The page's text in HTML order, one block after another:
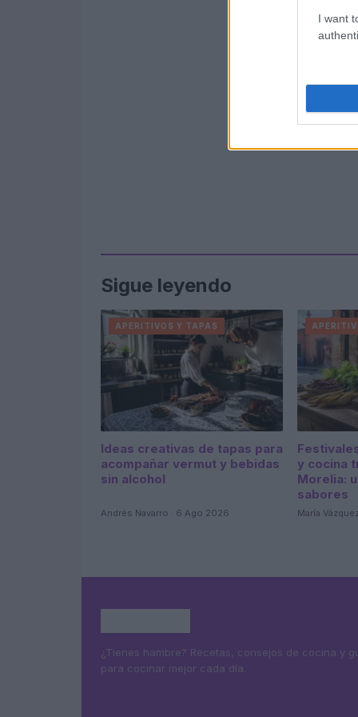
I want
Sigue leyendo
APERITIVOS Y TAPAS
Ideas creativas de tapas para
acompañar vermut y bebidas
sin alcohol
Andrés Navarro · 6 Ago 2026
y cocina
Morelia:
sabores
María
¿Tienes hambre? Recetas, consejos de cocina y
para cocinar mejor cada día.